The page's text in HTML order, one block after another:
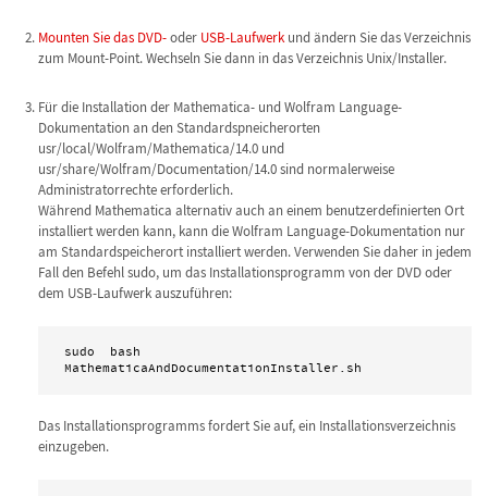
Mounten Sie das DVD-oder USB-Laufwerkund ändern Sie das Verzeichnis
zum Mount-Point. Wechseln Sie dann in das Verzeichnis Unix/Installer.
Für die Installation der Mathematica- und Wolfram Language-
Dokumentation an den Standardspneicherorten
usr/local/Wolfram/Mathematica/14.0 und
usr/share/Wolfram/Documentation/14.0 sind normalerweise
Administratorrechte erforderlich.
Während Mathematica alternativ auch an einem benutzerdefinierten Ort
installiert werden kann, kann die Wolfram Language-Dokumentation nur
am Standardspeicherort installiert werden. Verwenden Sie daher in jedem
Fall den Befehl sudo, um das Installationsprogramm von der DVD oder
dem USB-Laufwerk auszuführen:
sudo  bash
MathematicaAndDocumentationInstaller.sh
Das Installationsprogramms fordert Sie auf, ein Installationsverzeichnis
einzugeben.